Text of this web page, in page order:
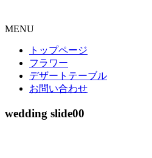
MENU
トップページ
フラワー
デザートテーブル
お問い合わせ
wedding slide00